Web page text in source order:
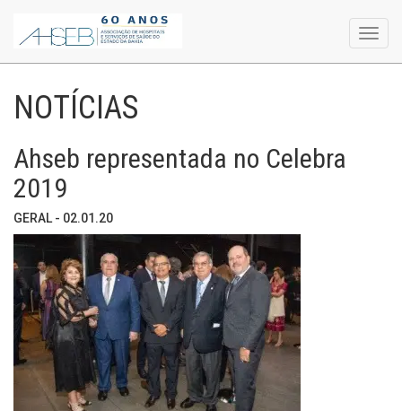
NOTÍCIAS
Ahseb representada no Celebra
2019
GERAL - 02.01.20